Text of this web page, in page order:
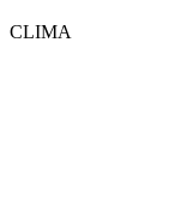
CLIMA